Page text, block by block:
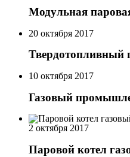
Модульная
20 октября 2017
Твердотопливный
10 октября 2017
Газовый
2 октября 2017
Паровой котел